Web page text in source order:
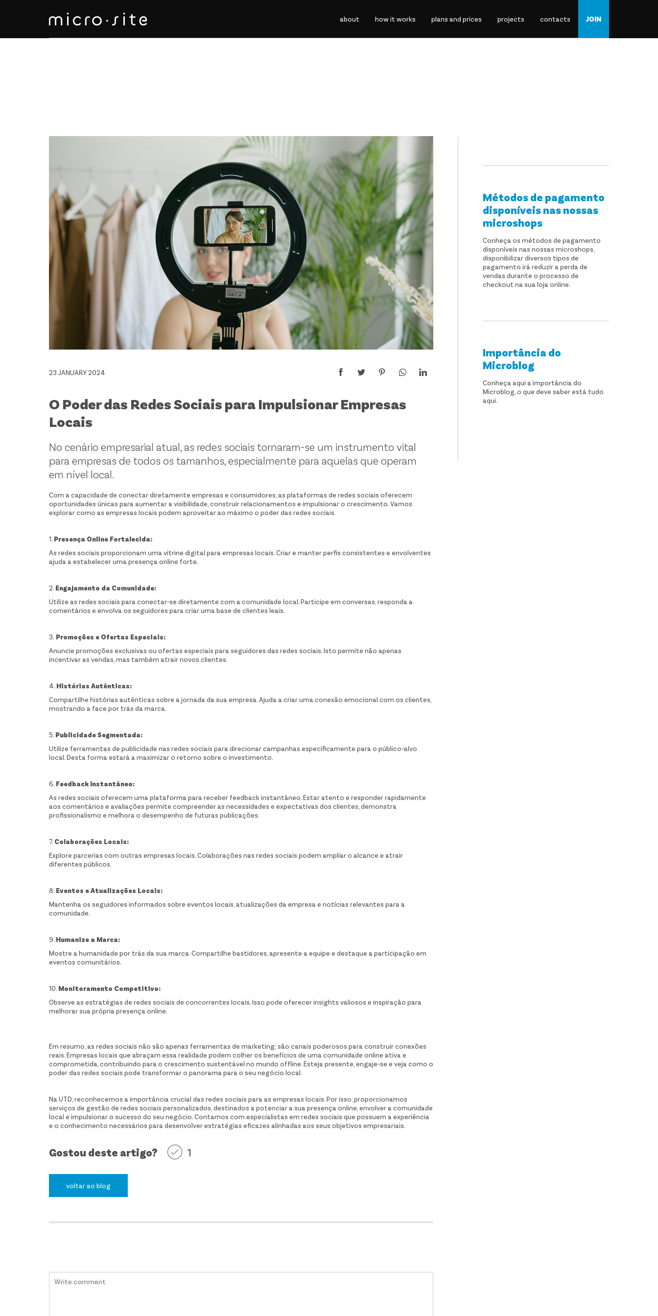
about how it works plans and prices projects contacts JOIN
23 JANUARY 2024
O Poder das Redes Sociais para Impulsionar Empresas
Locais
No cenário empresarial atual, as redes sociais tornaram-se um instrumento vital
para empresas de todos os tamanhos, especialmente para aquelas que operam
em nível local.
Com a capacidade de conectar diretamente empresas e consumidores, as plataformas de redes sociais oferecem
oportunidades únicas para aumentar a visibilidade, construir relacionamentos e impulsionar o crescimento. Vamos
explorar como as empresas locais podem aproveitar ao máximo o poder das redes sociais.
1. Presença Online Fortalecida:
As redes sociais proporcionam uma vitrine digital para empresas locais. Criar e manter perfis consistentes e envolventes
ajuda a estabelecer uma presença online forte.
2. Engajamento da Comunidade:
Utilize as redes sociais para conectar-se diretamente com a comunidade local. Participe em conversas, responda a
comentários e envolva os seguidores para criar uma base de clientes leais.
3. Promoções e Ofertas Especiais:
Anuncie promoções exclusivas ou ofertas especiais para seguidores das redes sociais. Isto permite não apenas
incentivar as vendas, mas também atrair novos clientes.
4. Histórias Autênticas:
Compartilhe histórias autênticas sobre a jornada da sua empresa. Ajuda a criar uma conexão emocional com os clientes,
mostrando a face por trás da marca.
5. Publicidade Segmentada:
Utilize ferramentas de publicidade nas redes sociais para direcionar campanhas especificamente para o público-alvo
local. Desta forma estará a maximizar o retorno sobre o investimento.
6. Feedback Instantâneo:
As redes sociais oferecem uma plataforma para receber feedback instantâneo. Estar atento e responder rapidamente
aos comentários e avaliações permite compreender as necessidades e expectativas dos clientes, demonstra
profissionalismo e melhora o desempenho de futuras publicações.
7. Colaborações Locais:
Explore parcerias com outras empresas locais. Colaborações nas redes sociais podem ampliar o alcance e atrair
diferentes públicos.
8. Eventos e Atualizações Locais:
Mantenha os seguidores informados sobre eventos locais, atualizações da empresa e notícias relevantes para a
comunidade.
9. Humanize a Marca:
Mostre a humanidade por trás da sua marca. Compartilhe bastidores, apresente a equipe e destaque a participação em
eventos comunitários.
10. Monitoramento Competitivo:
Observe as estratégias de redes sociais de concorrentes locais. Isso pode oferecer insights valiosos e inspiração para
melhorar sua própria presença online.
Em resumo, as redes sociais não são apenas ferramentas de marketing; são canais poderosos para construir conexões
reais. Empresas locais que abraçam essa realidade podem colher os benefícios de uma comunidade online ativa e
comprometida, contribuindo para o crescimento sustentável no mundo offline. Esteja presente, engaje-se e veja como o
poder das redes sociais pode transformar o panorama para o seu negócio local.
Na UTD, reconhecemos a importância crucial das redes sociais para as empresas locais. Por isso, proporcionamos
serviços de gestão de redes sociais personalizados, destinados a potenciar a sua presença online, envolver a comunidade
local e impulsionar o sucesso do seu negócio. Contamos com especialistas em redes sociais que possuem a experiência
e o conhecimento necessários para desenvolver estratégias eficazes alinhadas aos seus objetivos empresariais.
Gostou deste artigo? 1
voltar ao blog
Métodos de pagamento
disponíveis nas nossas
microshops
Conheça os métodos de pagamento
disponíveis nas nossas microshops,
disponibilizar diversos tipos de
pagamento irá reduzir a perda de
vendas durante o processo de
checkout na sua loja online.
Importância do
Microblog
Conheça aqui a importância do
Microblog, o que deve saber está tudo
aqui.